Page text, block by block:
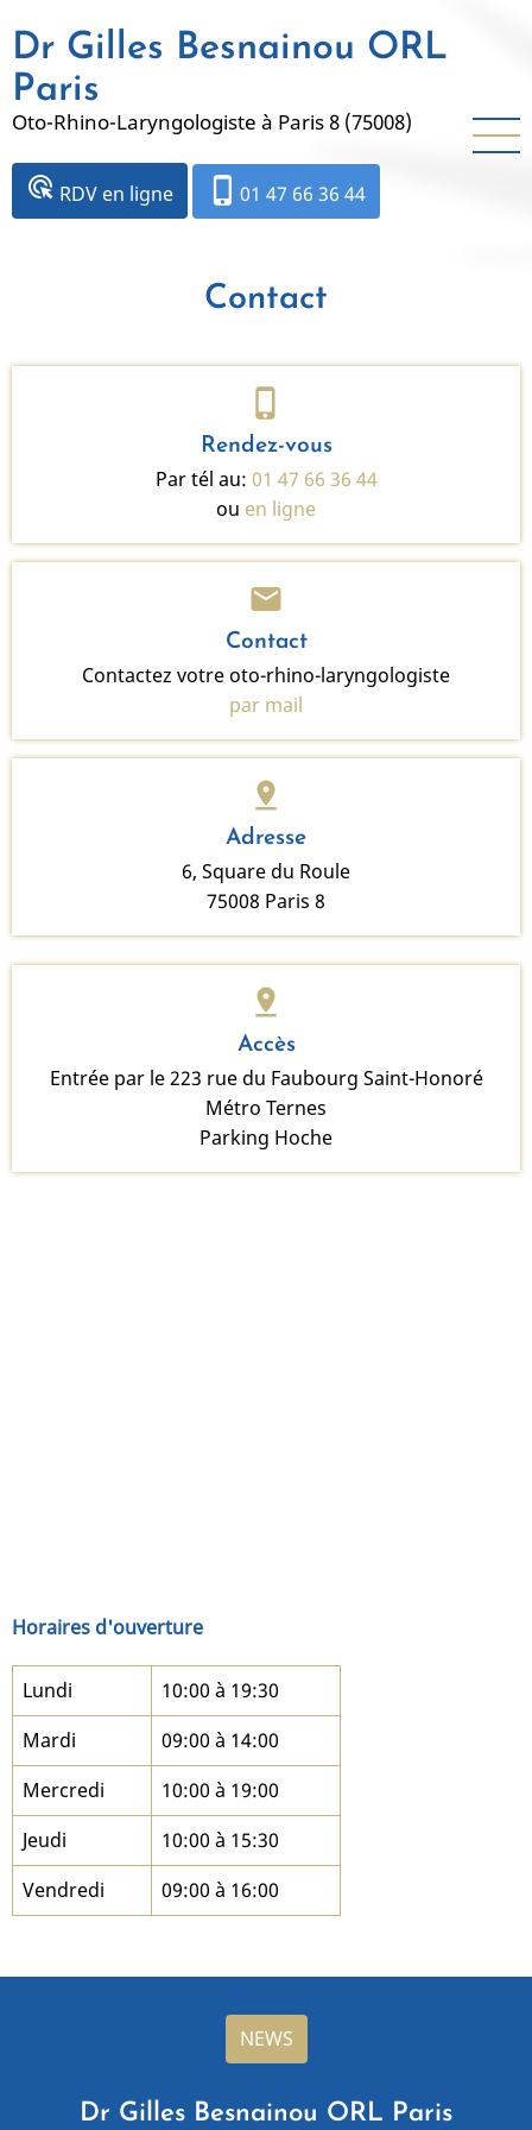
au
contenu
principal
Dr Gilles Besnainou ORL
Paris
Oto-Rhino-Laryngologiste à Paris 8 (75008)
ads_click RDV en ligne phone_iphone 01 47 66 36 44
Contact
phone_iphone
Rendez-vous
Par tél au: 01 47 66 36 44
ou en ligne
mail
Contact
Contactez votre oto-rhino-laryngologiste
par mail
pin_drop
Adresse
6, Square du Roule
75008 Paris 8
pin_drop
Accès
Entrée par le 223 rue du Faubourg Saint-Honoré
Métro Ternes
Parking Hoche
Horaires d'ouverture
Lundi
10:00 à 19:30
Mardi
09:00 à 14:00
Mercredi
10:00 à 19:00
Jeudi
10:00 à 15:30
Vendredi
09:00 à 16:00
NEWS
Dr Gilles Besnainou ORL Paris